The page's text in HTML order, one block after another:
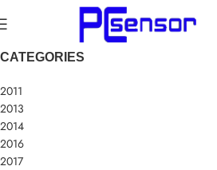
CATEGORIES
2011
2013
2014
2016
2017